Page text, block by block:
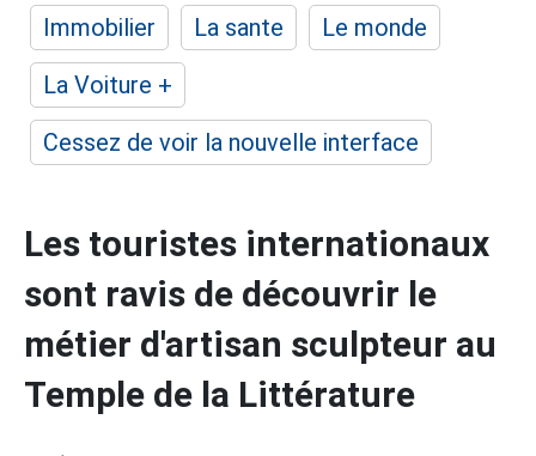
Immobilier
La sante
Le monde
La Voiture +
Cessez de voir la nouvelle interface
Les touristes internationaux
sont ravis de découvrir le
métier d'artisan sculpteur au
Temple de la Littérature